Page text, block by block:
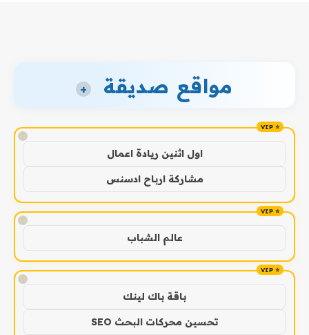
مواقع صديقة +
!
اول اثنين ريادة اعمال
مشاركة ارباح ادسنس
!
عالم الشباب
!
باقة باك لينك
تحسين محركات البحث SEO